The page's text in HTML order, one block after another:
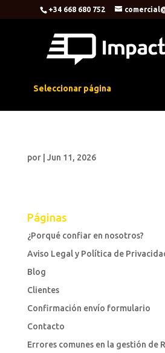
+34 668 680 752
Seleccionar página
por Jun 11, 2026
Páginas
¿Porqué confiar en nosotros?
Aviso Legal y Política de
Blog
Clientes
Confirmación envío formulario
Contacto
Errores comunes en la gestión de